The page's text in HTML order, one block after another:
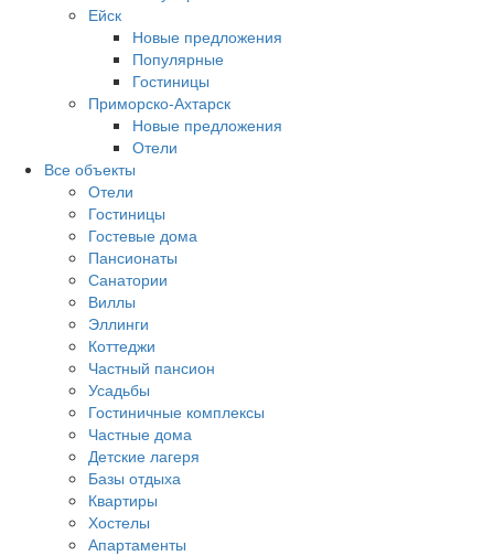
Ейск
Новые предложения
Популярные
Гостиницы
Приморско-Ахтарск
Новые предложения
Отели
Все объекты
Отели
Гостиницы
Гостевые дома
Пансионаты
Санатории
Виллы
Эллинги
Коттеджи
Частный пансион
Усадьбы
Гостиничные комплексы
Частные дома
Детские лагеря
Базы отдыха
Квартиры
Хостелы
Апартаменты